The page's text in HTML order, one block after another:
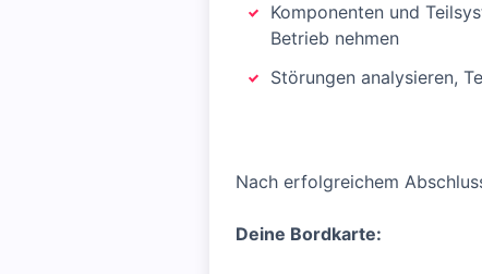
Komponenten und
Betrieb nehmen
Störungen analysieren,
Nach erfolgreichem
Deine Bordkarte: